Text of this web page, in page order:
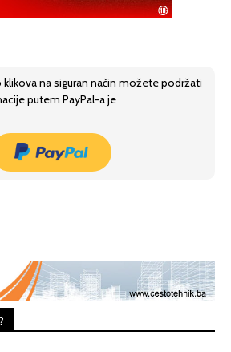
klikova na siguran način možete podržati
putem PayPal-a je